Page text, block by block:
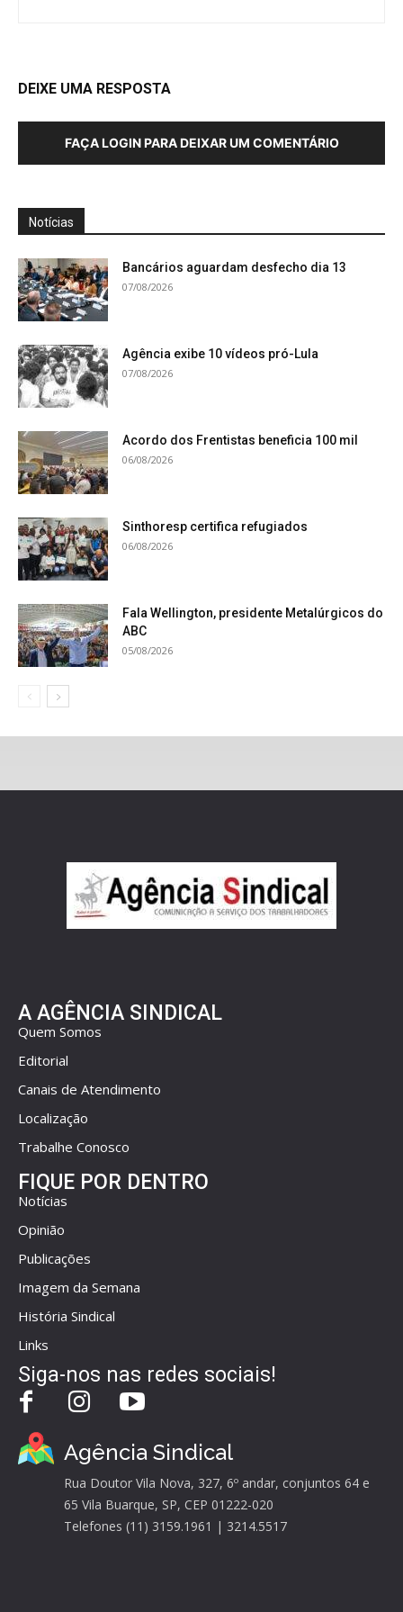
DEIXE UMA RESPOSTA
FAÇA LOGIN PARA DEIXAR UM COMENTÁRIO
Notícias
Bancários aguardam desfecho dia 13
07/08/2026
Agência exibe 10 vídeos pró-Lula
07/08/2026
Acordo dos Frentistas beneficia 100 mil
06/08/2026
Sinthoresp certifica refugiados
06/08/2026
Fala Wellington, presidente Metalúrgicos do
ABC
05/08/2026
A AGÊNCIA SINDICAL
Quem Somos
Editorial
Canais de Atendimento
Localização
Trabalhe Conosco
FIQUE POR DENTRO
Notícias
Opinião
Publicações
Imagem da Semana
História Sindical
Links
Siga-nos nas redes sociais!
Agência Sindical
Rua Doutor Vila Nova, 327, 6º andar, conjuntos 64 e
65 Vila Buarque, SP, CEP 01222-020
Telefones (11) 3159.1961 | 3214.5517